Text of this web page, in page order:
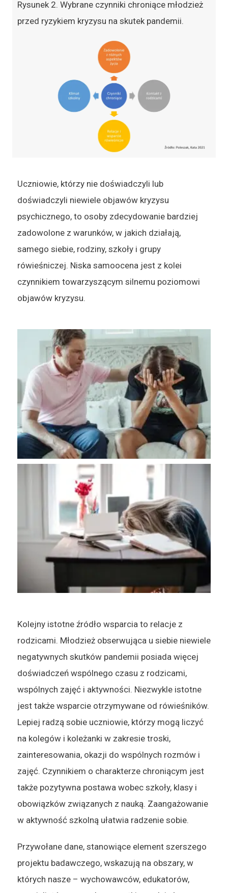
Rysunek 2. Wybrane czynniki chroniące młodzież
przed ryzykiem kryzysu na skutek pandemii.
Uczniowie, którzy nie doświadczyli lub
doświadczyli niewiele objawów kryzysu
psychicznego, to osoby zdecydowanie bardziej
zadowolone z warunków, w jakich działają,
samego siebie, rodziny, szkoły i grupy
rówieśniczej. Niska samoocena jest z kolei
czynnikiem towarzyszącym silnemu poziomowi
objawów kryzysu.
Kolejny istotne źródło wsparcia to relacje z
rodzicami. Młodzież obserwująca u siebie niewiele
negatywnych skutków pandemii posiada więcej
doświadczeń wspólnego czasu z rodzicami,
wspólnych zajęć i aktywności. Niezwykle istotne
jest także wsparcie otrzymywane od rówieśników.
Lepiej radzą sobie uczniowie, którzy mogą liczyć
na kolegów i koleżanki w zakresie troski,
zainteresowania, okazji do wspólnych rozmów i
zajęć. Czynnikiem o charakterze chroniącym jest
także pozytywna postawa wobec szkoły, klasy i
obowiązków związanych z nauką. Zaangażowanie
w aktywność szkolną ułatwia radzenie sobie.
Przywołane dane, stanowiące element szerszego
projektu badawczego, wskazują na obszary, w
których nasze – wychowawców, edukatorów,